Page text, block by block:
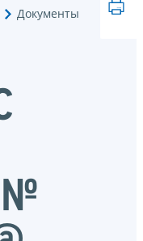
Документы
№